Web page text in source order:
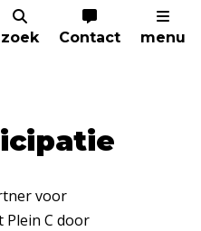
zoek Contact menu
Cultuurparticipatie
voor
C door